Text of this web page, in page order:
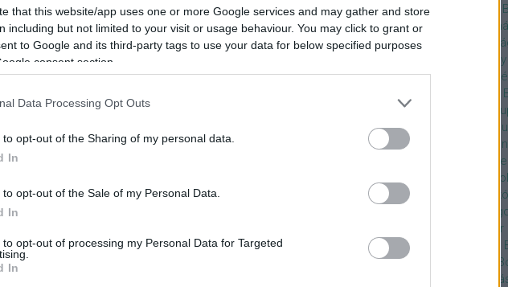
that this website/app uses one or more Google services and may gather and store
including but not limited to your visit or usage behaviour. You may click to grant or
to Google and its third-party tags to use your data for below specified purposes
consent section.
Data Processing Opt Outs
to opt-out of the Sharing of my personal data.
In
to opt-out of the Sale of my Personal Data.
In
to opt-out of processing my Personal Data for Targeted
In
Baldurs Gate 3
Balogh Mix Stúdió
Balog
Mónika Bánfalvi Eszter
István Barát Attia Barbinek
Superman ellen
Batman v
Beetlejuice
Marcell
Benkő Péter
Bezerédi
Media Kft.
Blake Lively
Bognár Tamás
Boldog Gábor
Borbély